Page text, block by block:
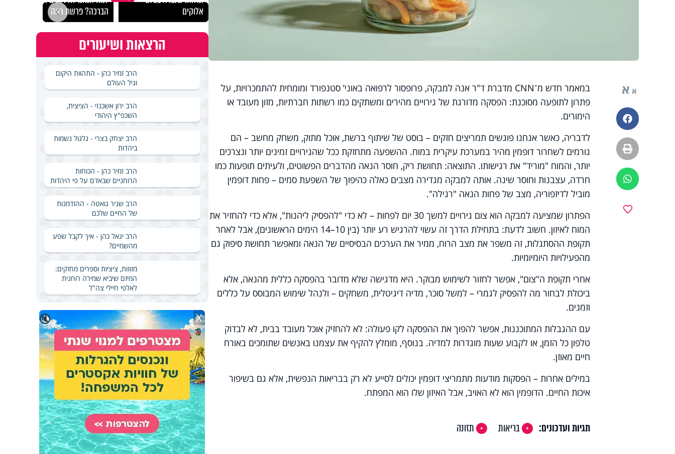
א א
פייסבוק
הדפסה
ווטסאפ
במאמר חדש מ־CNN מדברת ד"ר אנה למבקה, פרופסור לרפואה באוני’ סטנפורד ומומחית להתמכרויות, על
פתרון לתופעה מסוכנת: הפסקה מדורגת של גירויים מהירים ומשתקים כמו רשתות חברתיות, מזון מעובד או
הימורים.
לדבריה, כאשר אנחנו פוגשים תמריצים חזקים – בוסט של שיתוף ברשת, אוכל מתוק, משחק מחשב – הם
גורמים לשחרור דופמין מהיר במערכת עיקרית במוח. ההשפעה מתחזקת ככל שהגירויים זמינים יותר ונצרכים
יותר, והמוח "מוריד" את רגישותו. התוצאה: תחושת ריק, חוסר הנאה מהדברים הפשוטים, ולעיתים תופעות כמו
חרדה, עצבנות וחוסר שינה. אותה למבקה מגדירה מצבים כאלה כהיפוך של השפעת סמים – פחות דופמין
מוביל לדיזפוריה, מצב של פחות הנאה "רגילה".
הפתרון שמציעה למבקה הוא צום גירויים למשך 30 יום לפחות – לא כדי "להפסיק ליהנות", אלא כדי להחזיר את
המוח לאיזון. חשוב לדעת: בתחילת הדרך זה עשוי להרגיש רע יותר (בין 10–14 הימים הראשונים), אבל לאחר
תקופת ההסתגלות, זה משפר את מצב הרוח, ממיר את הערכים הבסיסיים של הנאה ומאפשר תחושת סיפוק גם
מהפעילויות היומיומיות.
אחרי תקופת ה"צום", אפשר לחזור לשימוש מבוקר. היא מדגישה שלא מדובר בהפסקה כללית מהנאה, אלא
ביכולת לבחור מה להפסיק לגמרי – למשל סוכר, מדיה דיגיטלית, משחקים – ולנהל שימוש המבוסס על כללים
וזמנים.
עם ההגבלות המתוכננות, אפשר להפוך את ההפסקה לקו פעולה: לא להחזיק אוכל מעובד בבית, לא לבדוק
טלפון כל הזמן, או לקבוע שעות מוגדרות למדיה. בנוסף, מומלץ להקיף את עצמנו באנשים שתומכים באורח
חיים מאוזן.
במילים אחרות – הפסקות מודעות מתמריצי דופמין יכולים לסייע לא רק בבריאות הנפשית, אלא גם בשיפור
איכות החיים. הדופמין הוא לא האויב, אבל האיזון שלו הוא המפתח.
תגיות ועדכונים: בריאות תזונה
אלוקים
הברכה? פרשת ראה
הרצאות ושיעורים
הרב זמיר כהן - התהוות היקום
וגיל העולם
הרב ירון אשכנזי - הציצית,
השכפ"ץ היהודי
הרב יצחק בצרי - גלגול נשמות
ביהדות
הרב זמיר כהן - הכוחות
הרוחניים שבאדם על פי היהדות
הרב שניר גואטה - ההזדמנות
של החיים שלכם
הרב יגאל כהן - איך לקבל שפע
מהשמיים?
מזוזות, ציציות וספרים מחזקים:
המיזם שיביא שמירה רוחנית
לאלפי חיילי צה"ל
🔇 X